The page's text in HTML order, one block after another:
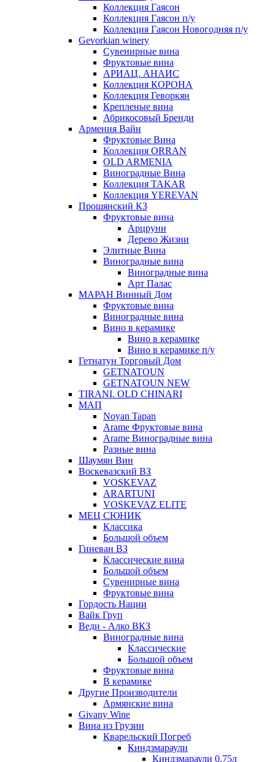
Коллекция Гаясон
Коллекция Гаясон п/у
Коллекция Гаясон Новогодняя п/у
Gevorkian winery
Сувенирные вина
Фруктовые вина
АРИАЦ. АНАИС
Коллекция КОРОНА
Коллекция Геворкян
Крепленые вина
Абрикосовый Бренди
Армения Вайн
Фруктовые Вина
Коллекция ORRAN
OLD ARMENIA
Виноградные Вина
Коллекция TAKAR
Коллекция YEREVAN
Прошянский КЗ
Фруктовые вина
Арцруни
Дерево Жизни
Элитные Вина
Виноградные вина
Виноградные вина
Арт Палас
МАРАН Винный Дом
Фруктовые вина
Виноградные вина
Вино в керамике
Вино в керамике
Вино в керамике п/у
Гетнатун Торговый Дом
GETNATOUN
GETNATOUN NEW
TIRANI. OLD CHINARI
МАП
Noyan Tapan
Arame Фруктовые вина
Arame Виноградные вина
Разные вина
Шаумян Вин
Воскевазский ВЗ
VOSKEVAZ
ARARTUNI
VOSKEVAZ ELITE
МЕЦ СЮНИК
Классика
Большой объем
Гиневан ВЗ
Классические вина
Большой объем
Сувенирные вина
Фруктовые вина
Гордость Нации
Вайк Груп
Веди - Алко ВКЗ
Виноградные вина
Классические
Большой объем
Фруктовые вина
В керамике
Другие Производители
Армянские вина
Givany Wine
Вина из Грузии
Кварельский Погреб
Киндзмараули
Киндзмараули 0,75л